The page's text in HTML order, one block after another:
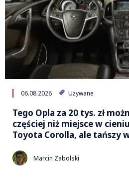
06.08.2026 Używane
Tego Opla za 20 tys. zł
częściej niż miejsce w
Toyota Corolla, ale tańszy
Marcin Zabolski